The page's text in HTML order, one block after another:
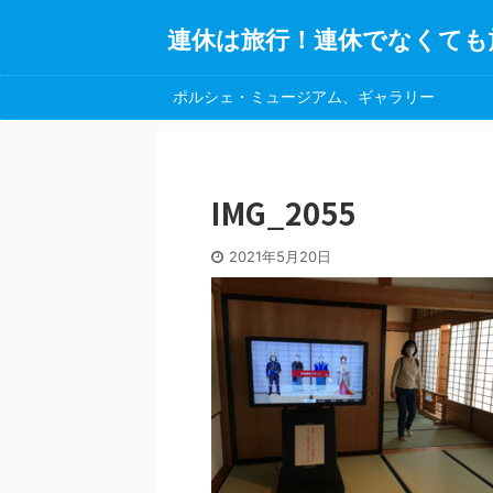
連休は旅行！連休でなくて
ポルシェ・ミュージアム、ギャラリー
IMG_2055
2021年5月20日